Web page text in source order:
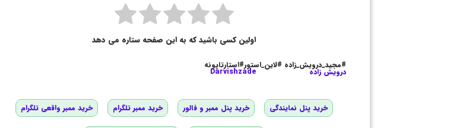
اولین کسی باشید که به این صفحه ستاره می دهد
#مجید_درویش_زاده #لاین_استور#استارتاپونه
درویش زاده Darvishzade
خرید پنل نمایندگی خرید پنل ممبر و فالور خرید ممبر تلگرام خرید ممبر واقعی تلگرام